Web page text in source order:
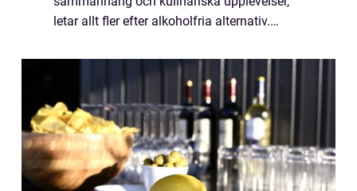
letar allt fler efter alkoholfria alternativ.
för dem som vill njuta av smaken och